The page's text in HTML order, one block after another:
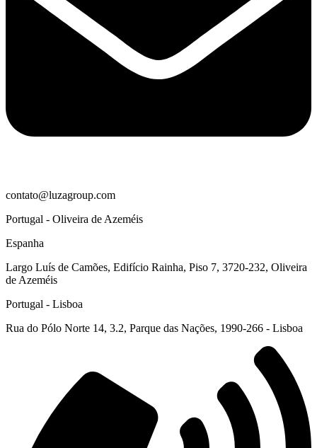
contato@luzagroup.com
Portugal - Oliveira de Azeméis
Espanha
Largo Luís de Camões, Edifício Rainha, Piso 7, 3720-232, Oliveira
de Azeméis
Portugal - Lisboa
Rua do Pólo Norte 14, 3.2, Parque das Nações, 1990-266 - Lisboa